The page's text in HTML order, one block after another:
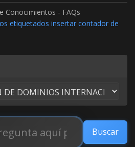
Conocimientos - FAQs
etiquetados insertar contador de